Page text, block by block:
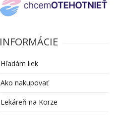
INFORMÁCIE
Hľadám liek
Ako nakupovať
Lekáreň na Korze